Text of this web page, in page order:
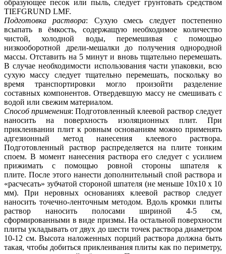
образующее песок или пыль, следует грунтовать средством
TIEFGRUND LMF.
Подготовка раствора: Сухую смесь следует постепенно
всыпать в ёмкость, содержащую необходимое количество
чистой, холодной воды, перемешивая с помощью
низкооборотной дрели-мешалки до получения однородной
массы. Отставить на 5 минут и вновь тщательно перемешать.
В случае необходимости использования части упаковки, всю
сухую массу следует тщательно перемешать, поскольку во
время транспортировки могло произойти разделение
составных компонентов. Отвердевшую массу не смешивать с
водой или свежим материалом.
Способ применения: Подготовленный клеевой раствор следует
наносить на поверхность изоляционных плит. При
приклеивании плит к ровным основаниям можно применять
адгезионный метод нанесения клеевого раствора.
Подготовленный раствор распределяется на плите тонким
споем. В момент нанесения раствора его следует с усилием
прижимать с помощью ровной стороны шпателя к
плите. После этого нанести дополнительный спой раствора и
«расчесать» зубчатой стороной шпателя (не меньше 10x10 х 10
мм). При неровных основаниях клеевой раствор следует
наносить точечно-ленточным методом. Вдоль кромки плиты
раствор наносить полосами шириной 4-5 см,
сформированными в виде призмы. На остальной поверхности
плиты укладывать от двух до шести точек раствора диаметром
10-12 см. Высота наложенных порций раствора должна быть
такая, чтобы добиться приклеивания плиты как по периметру,